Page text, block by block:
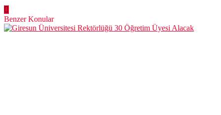
Benzer Konular